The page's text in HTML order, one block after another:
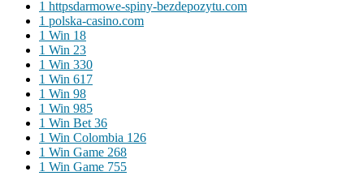
1 httpsdarmowe-spiny-bezdepozytu.com
1 polska-casino.com
1 Win 18
1 Win 23
1 Win 330
1 Win 617
1 Win 98
1 Win 985
1 Win Bet 36
1 Win Colombia 126
1 Win Game 268
1 Win Game 755